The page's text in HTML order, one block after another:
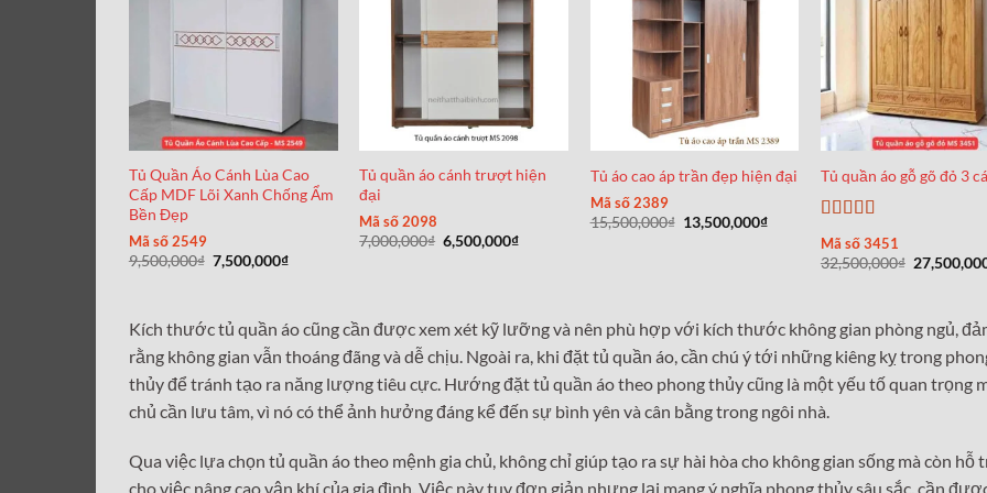
Tủ Quần Áo Cánh Lùa Cao
Cấp MDF Lõi Xanh Chống Ẩm
Bền Đẹp
Mã số 2549
9,500,000₫ Giá
gốc
7,500,000₫Giá
7,500,000₫.
Tủ quần áo cánh trượt hiện
đại
Mã số 2098
7,000,000₫ Giá
gốc
6,500,000₫Giá
Tủ áo cao áp trần đẹp hiện đại
Mã số 2389
15,500,000₫ Giá
13,500,000₫Giá
Tủ quần áo gỗ gõ đỏ 3
Được xếp
hạng55 sao
Mã số 3451
32,500,000₫ Giá
gốc
Kích thước tủ quần áo cũng cần được xem xét kỹ lưỡng và nên phù hợp với kích thước không gian phòng ngủ,
rằng không gian vẫn thoáng đãng và dễ chịu. Ngoài ra, khi đặt tủ quần áo, cần chú ý tới những kiêng kỵ trong
thủy để tránh tạo ra năng lượng tiêu cực. Hướng đặt tủ quần áo theo phong thủy cũng là một yếu tố quan trọng
chủ cần lưu tâm, vì nó có thể ảnh hưởng đáng kể đến sự bình yên và cân bằng trong ngôi nhà.
Qua việc lựa chọn tủ quần áo theo mệnh gia chủ, không chỉ giúp tạo ra sự hài hòa cho không gian sống mà còn hỗ
cho việc nâng cao vận khí của gia đình. Việc này tuy đơn giản nhưng lại mang ý nghĩa phong thủy sâu sắc, cần